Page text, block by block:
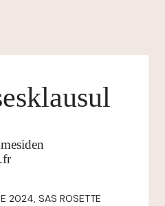
2024, SAS ROSETTE